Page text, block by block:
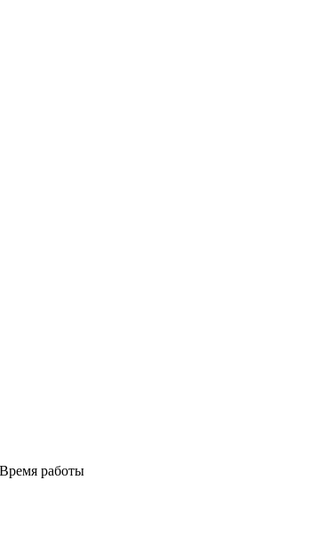
Время работы